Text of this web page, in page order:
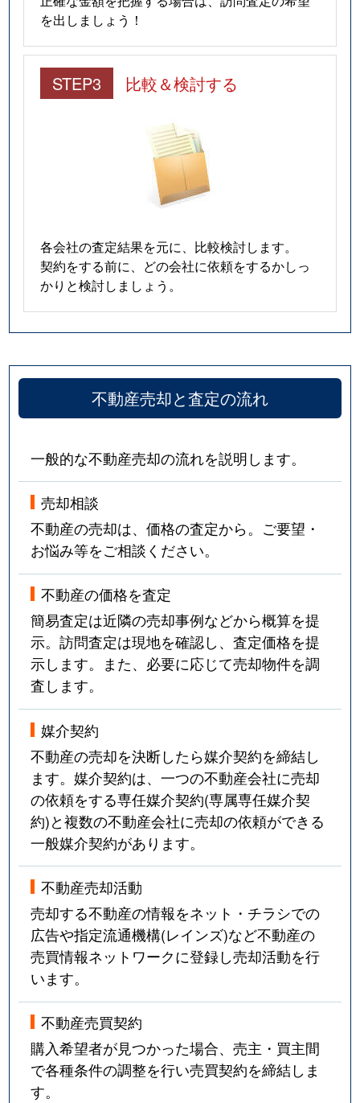
を出しましょう！
STEP3 比較＆検討する
各会社の査定結果を元に、比較検討します。
契約をする前に、どの会社に依頼をするかしっ
かりと検討しましょう。
不動産売却と査定の流れ
一般的な不動産売却の流れを説明します。
売却相談
不動産の売却は、価格の査定から。ご要望・
お悩み等をご相談ください。
不動産の価格を査定
簡易査定は近隣の売却事例などから概算を提
示。訪問査定は現地を確認し、査定価格を提
示します。また、必要に応じて売却物件を調
査します。
媒介契約
不動産の売却を決断したら媒介契約を締結し
ます。媒介契約は、一つの不動産会社に売却
の依頼をする専任媒介契約(専属専任媒介契
約)と複数の不動産会社に売却の依頼ができる
一般媒介契約があります。
不動産売却活動
売却する不動産の情報をネット・チラシでの
広告や指定流通機構(レインズ)など不動産の
売買情報ネットワークに登録し売却活動を行
います。
不動産売買契約
購入希望者が見つかった場合、売主・買主間
で各種条件の調整を行い売買契約を締結しま
す。